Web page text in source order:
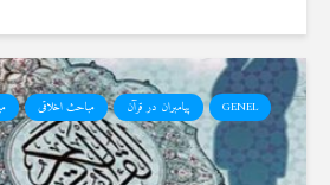
GENEL پیامبران در قرآن مباحث اخلاقی